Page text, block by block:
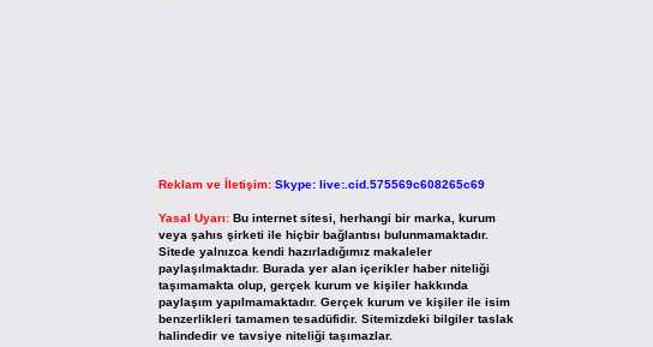
Reklam ve İletişim: Skype: live:.cid.575569c608265c69
Yasal Uyarı: Bu internet sitesi, herhangi bir marka, kurum
veya şahıs şirketi ile hiçbir bağlantısı bulunmamaktadır.
Sitede yalnızca kendi hazırladığımız makaleler
paylaşılmaktadır. Burada yer alan içerikler haber niteliği
taşımamakta olup, gerçek kurum ve kişiler hakkında
paylaşım yapılmamaktadır. Gerçek kurum ve kişiler ile isim
benzerlikleri tamamen tesadüfidir. Sitemizdeki bilgiler taslak
halindedir ve tavsiye niteliği taşımazlar.